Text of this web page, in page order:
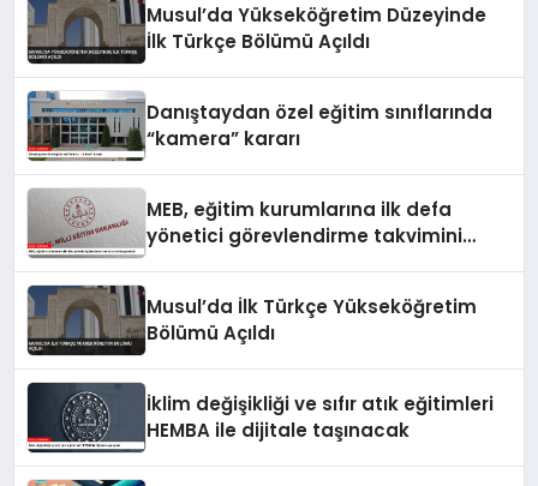
Musul’da Yükseköğretim Düzeyinde
İlk Türkçe Bölümü Açıldı
Danıştaydan özel eğitim sınıflarında
“kamera” kararı
MEB, eğitim kurumlarına ilk defa
yönetici görevlendirme takvimini
Musul’da İlk Türkçe Yükseköğretim
Bölümü Açıldı
İklim değişikliği ve sıfır atık eğitimleri
HEMBA ile dijitale taşınacak